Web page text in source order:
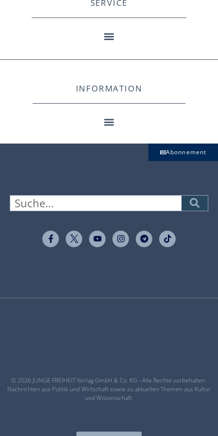
SERVICE
INFORMATION
Abonnement
© 2026 JUNGE FREIHEIT Verlag GmbH & Co. KG - Alle Rechte vorbehalten.
Nachrichten aus Politik und Wirtschaft sowie zu aktuellen Themen aus Kultur
und Wissenschaft.